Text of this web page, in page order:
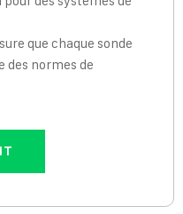
que chaque sonde
des normes de